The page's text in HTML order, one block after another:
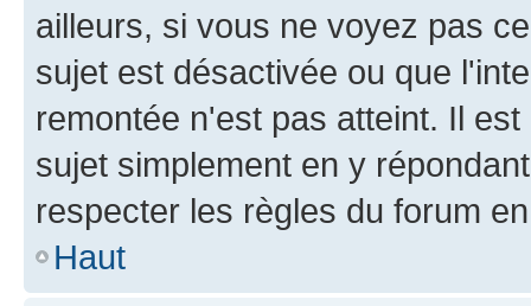
ailleurs, si vous ne voyez pas
sujet est désactivée ou que
remontée n'est pas atteint. Il
sujet simplement en y
respecter les règles du forum
Haut